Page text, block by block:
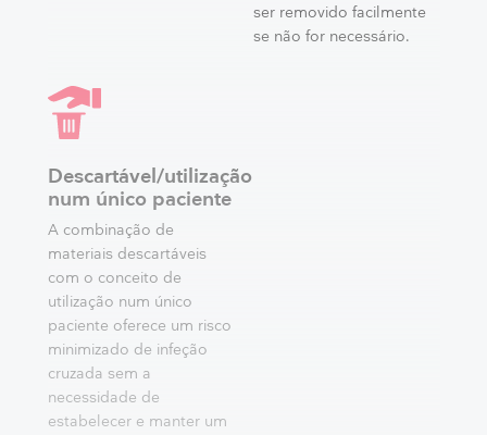
ser removido facilmente
se não for necessário.
Descartável/utilização
num único paciente
A combinação de
materiais descartáveis
com o conceito de
utilização num único
paciente oferece um risco
minimizado de infeção
cruzada sem a
necessidade de
estabelecer e manter um